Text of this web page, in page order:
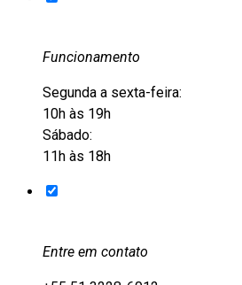
Funcionamento
Segunda a sexta-feira:
10h às 19h
Sábado:
11h às 18h
Entre em contato